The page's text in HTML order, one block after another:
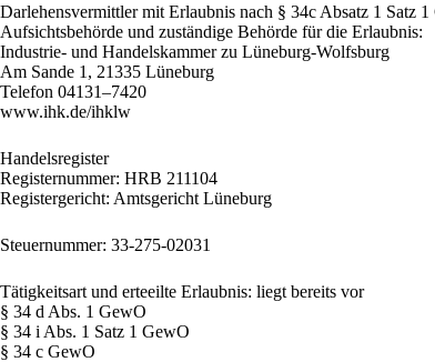
Darlehensvermittler mit Erlaubnis nach § 34c Absatz 1 Satz
Aufsichtsbehörde und zuständige Behörde für die Erlaubnis:
Industrie- und Handelskammer zu Lüneburg-Wolfsburg
Am Sande 1, 21335 Lüneburg
Telefon 04131–7420
www.ihk.de/ihklw
Handelsregister
Registernummer: HRB 211104
Registergericht: Amtsgericht Lüneburg
Steuernummer: 33-275-02031
Tätigkeitsart und erteeilte Erlaubnis: liegt bereits vor
§ 34 d Abs. 1 GewO
§ 34 i Abs. 1 Satz 1 GewO
§ 34 c GewO